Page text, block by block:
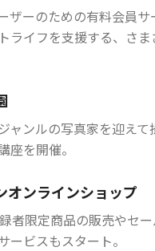
ザーのための有料会員サ
ライフを支援する、さ
ャンルの写真家を迎え
座を開催。
オンラインショップ
者限定商品の販売やセ
ービスもスタート。